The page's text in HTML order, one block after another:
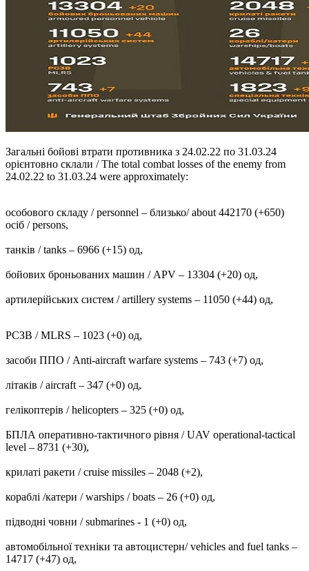
Загальні бойові втрати противника з 24.02.22 по 31.03.24
орієнтовно склали / The total combat losses of the enemy from
24.02.22 to 31.03.24 were approximately:
особового складу / personnel ‒ близько/ about 442170 (+650)
осіб / persons,
танків / tanks ‒ 6966 (+15) од,
бойових броньованих машин / APV ‒ 13304 (+20) од,
артилерійських систем / artillery systems – 11050 (+44) од,
РСЗВ / MLRS – 1023 (+0) од,
засоби ППО / Anti-aircraft warfare systems ‒ 743 (+7) од,
літаків / aircraft – 347 (+0) од,
гелікоптерів / helicopters – 325 (+0) од,
БПЛА оперативно-тактичного рівня / UAV operational-tactical
level – 8731 (+30),
крилаті ракети / cruise missiles ‒ 2048 (+2),
кораблі /катери / warships / boats ‒ 26 (+0) од,
підводні човни / submarines - 1 (+0) од,
автомобільної техніки та автоцистерн/ vehicles and fuel tanks –
14717 (+47) од,